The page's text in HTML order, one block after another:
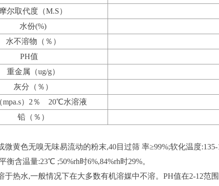
尔取代度（M.S）
水份(%)
水不溶物（％）
PH值
重金属（ug/g）
灰分（％）
mpa.s）2％ 20℃水溶液
铅（％）
微黄色无嗅无味易流动的粉末,40目过筛 率≥99%;软化温度
衡含温量:23℃ ;50%rh时6%,84%rh时29%。
于热水,一般情况下在大多数有机溶媒中不溶。PH值在2-12范